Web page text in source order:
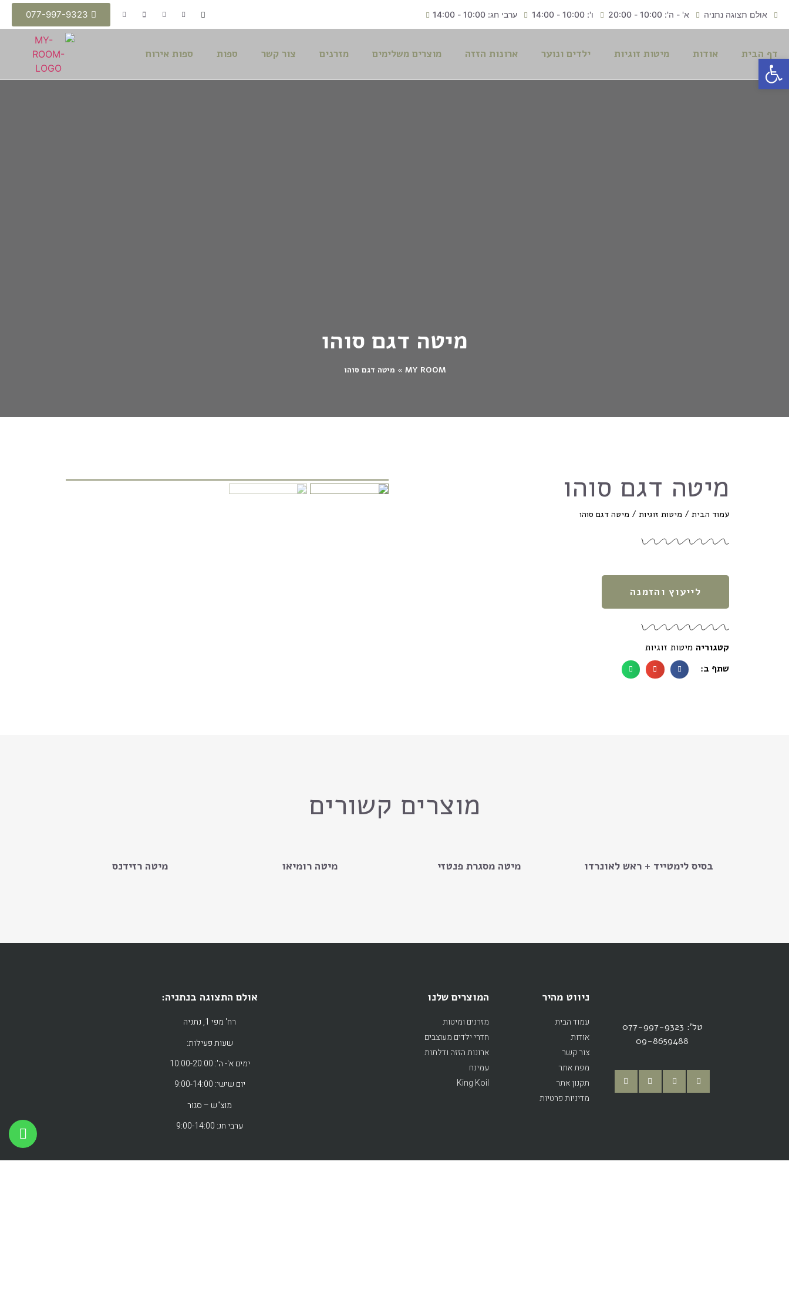
פתח סרגל נגישות
אולם תצוגה נתניה א' - ה': 10:00 - 20:00 ו': 10:00 - 14:00 ערבי חג: 10:00 - 14:00 077-997-9323
דף הבית אודות מיטות זוגיות ילדים ונוער ארונות הזזה מוצרים משלימים מזרנים צור קשר ספות ספות אירוח
מיטה דגם סוהו
MY ROOM
» מיטה דגם סוהו
מיטה דגם סוהו
עמוד הבית / מיטות זוגיות / מיטה דגם סוהו
לייעוץ והזמנה
קטגוריה מיטות זוגיות
שתף ב:
מוצרים קשורים
בסיס לימטייד + ראש לאונרדו מיטה מסגרת פנטזי מיטה רומיאו מיטה רזידנס
טל': 077-997-9323
09-8659488
ניווט מהיר
עמוד הבית
אודות
צור קשר
מפת אתר
תקנון אתר
מדיניות פרטיות
המוצרים שלנו
מזרנים ומיטות
חדרי ילדים מעוצבים
ארונות הזזה ודלתות
עמינח
King Koil
אולם התצוגה בנתניה:
רח' מפי 1, נתניה
שעות פעילות:
ימים א'- ה': 10:00-20:00
יום שישי: 9:00-14:00
מוצ"ש – סגור
ערבי חג: 9:00-14:00